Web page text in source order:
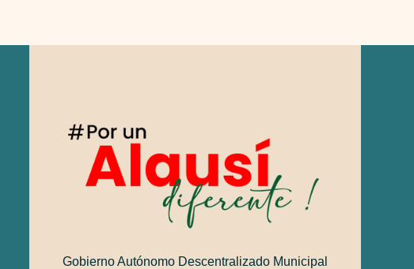
Gobierno Autónomo Descentralizado Municipal